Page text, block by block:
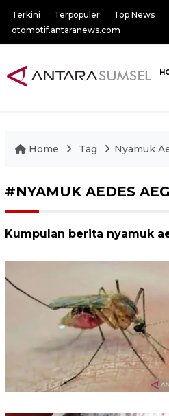
Terkini Terpopuler Top News
otomotif.antaranews.com
Home Tag Nyamuk
#NYAMUK AEDES
Kumpulan berita nyamuk